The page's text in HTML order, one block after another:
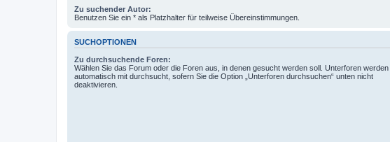
Zu suchender Autor:
Benutzen Sie ein * als Platzhalter für teilweise Übereinstimmungen.
SUCHOPTIONEN
Zu durchsuchende Foren:
Wählen Sie das Forum oder die Foren aus, in denen gesucht werden soll. Unterforen werden
automatisch mit durchsucht, sofern Sie die Option „Unterforen durchsuchen“ unten nicht
deaktivieren.